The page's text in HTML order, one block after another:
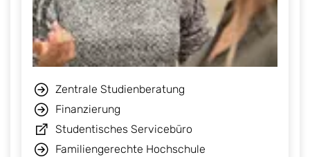
Zentrale Studienberatung
Finanzierung
Studentisches Servicebüro
Familiengerechte Hochschule